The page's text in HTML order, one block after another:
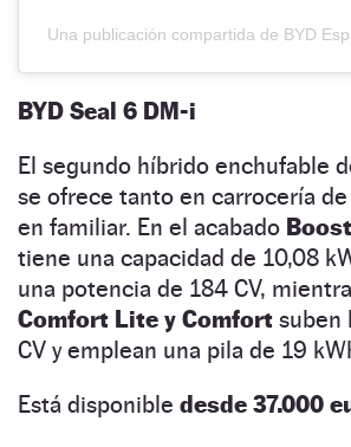
Una publicación compartida de BYD
BYD Seal 6 DM-i
El segundo híbrido enchufable
se ofrece tanto en carrocería
en familiar. En el acabado Boost
tiene una capacidad de 10,08
una potencia de 184 CV,
Comfort Lite y Comfort suben
CV y emplean una pila de 19
Está disponible desde 37.000